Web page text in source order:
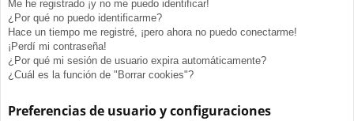
Me he registrado ¡y no me puedo identificar!
¿Por qué no puedo identificarme?
Hace un tiempo me registré, ¡pero ahora no puedo conectarme!
¡Perdí mi contraseña!
¿Por qué mi sesión de usuario expira automáticamente?
¿Cuál es la función de "Borrar cookies"?
Preferencias de usuario y configuraciones